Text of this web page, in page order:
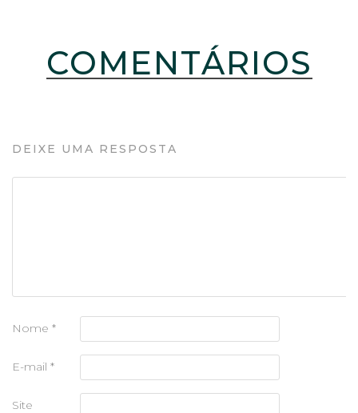
COMENTÁRIOS
DEIXE UMA RESPOSTA
Nome *
E-mail *
Site